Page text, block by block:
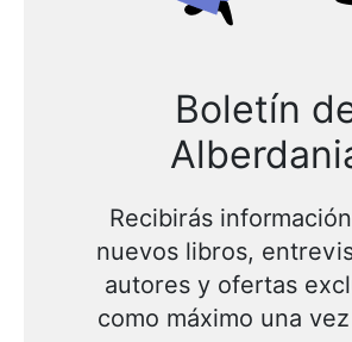
Boletín
Recibirás
nuevos libros,
autores y ofertas
como máximo una